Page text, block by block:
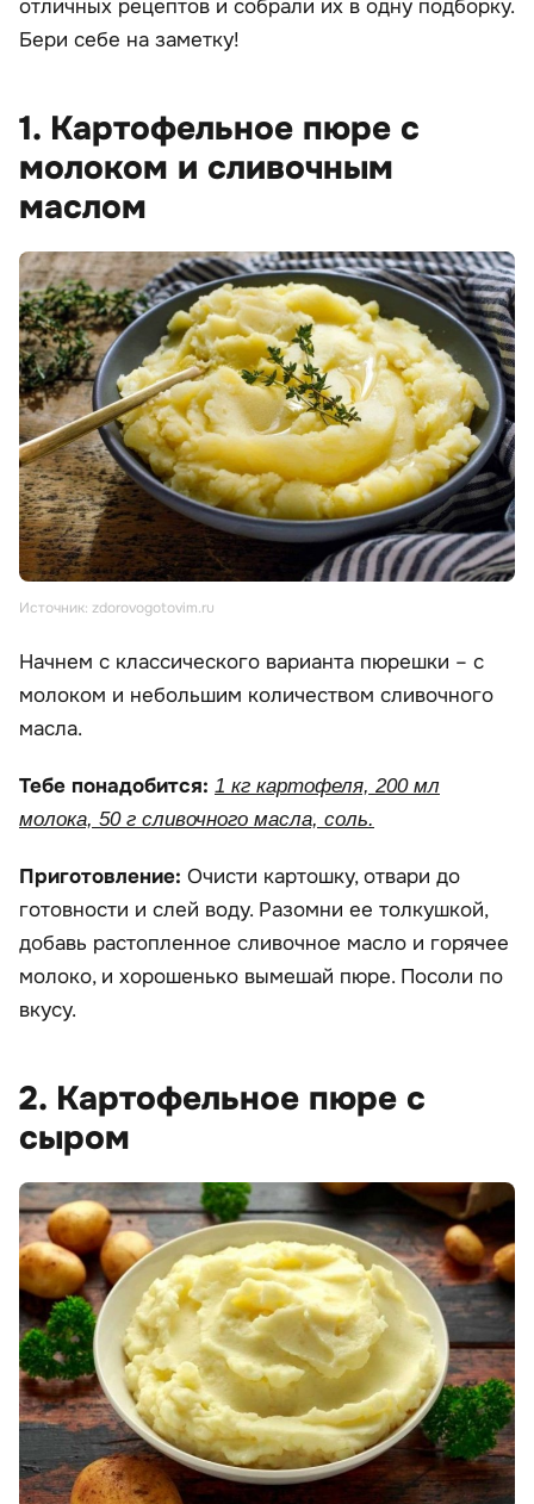
отличных рецептов и собрали их в одну подборку.
Бери себе на заметку!
1. Картофельное пюре с
молоком и сливочным
маслом
Источник: zdorovogotovim.ru
Начнем с классического варианта пюрешки – с
молоком и небольшим количеством сливочного
масла.
Тебе понадобится: 1 кг картофеля, 200 мл
молока, 50 г сливочного масла, соль.
Приготовление: Очисти картошку, отвари до
готовности и слей воду. Разомни ее толкушкой,
добавь растопленное сливочное масло и горячее
молоко, и хорошенько вымешай пюре. Посоли по
вкусу.
2. Картофельное пюре с
сыром